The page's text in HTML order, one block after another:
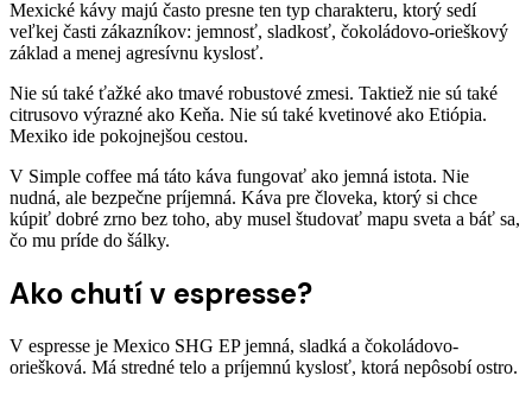
Mexické kávy majú často presne ten typ charakteru, ktorý sedí
veľkej časti zákazníkov: jemnosť, sladkosť, čokoládovo-orieškový
základ a menej agresívnu kyslosť.
Nie sú také ťažké ako tmavé robustové zmesi. Taktiež nie sú také
citrusovo výrazné ako Keňa. Nie sú také kvetinové ako Etiópia.
Mexiko ide pokojnejšou cestou.
V Simple coffee má táto káva fungovať ako jemná istota. Nie
nudná, ale bezpečne príjemná. Káva pre človeka, ktorý si chce
kúpiť dobré zrno bez toho, aby musel študovať mapu sveta a báť sa,
čo mu príde do šálky.
Ako chutí v espresse?
V espresse je Mexico SHG EP jemná, sladká a čokoládovo-
oriešková. Má stredné telo a príjemnú kyslosť, ktorá nepôsobí ostro.